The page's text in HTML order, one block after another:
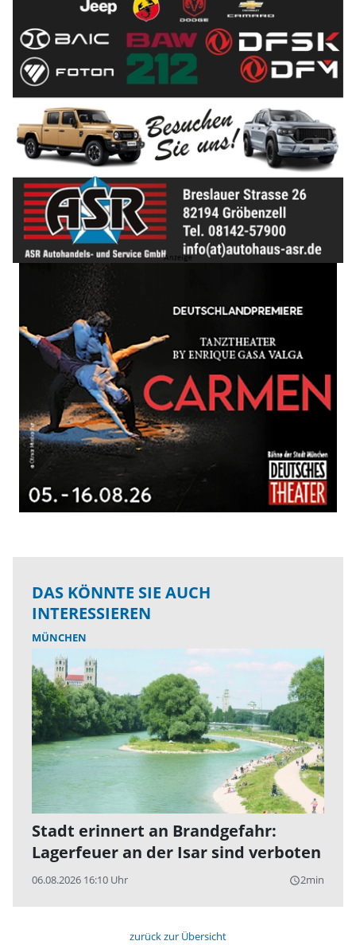
DAS KÖNNTE SIE AUCH
INTERESSIEREN
MÜNCHEN
Stadt erinnert an Brandgefahr:
Lagerfeuer an der Isar sind verboten
06.08.2026 16:10 Uhr query_builder2min
zurück zur Übersicht